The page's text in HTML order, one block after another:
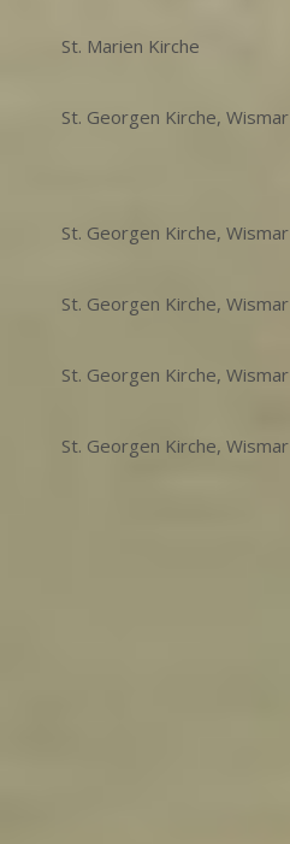
St. Marien Kirche
St. Georgen Kirche, Wismar
St. Georgen Kirche, Wismar
St. Georgen Kirche, Wismar
St. Georgen Kirche, Wismar
St. Georgen Kirche, Wismar